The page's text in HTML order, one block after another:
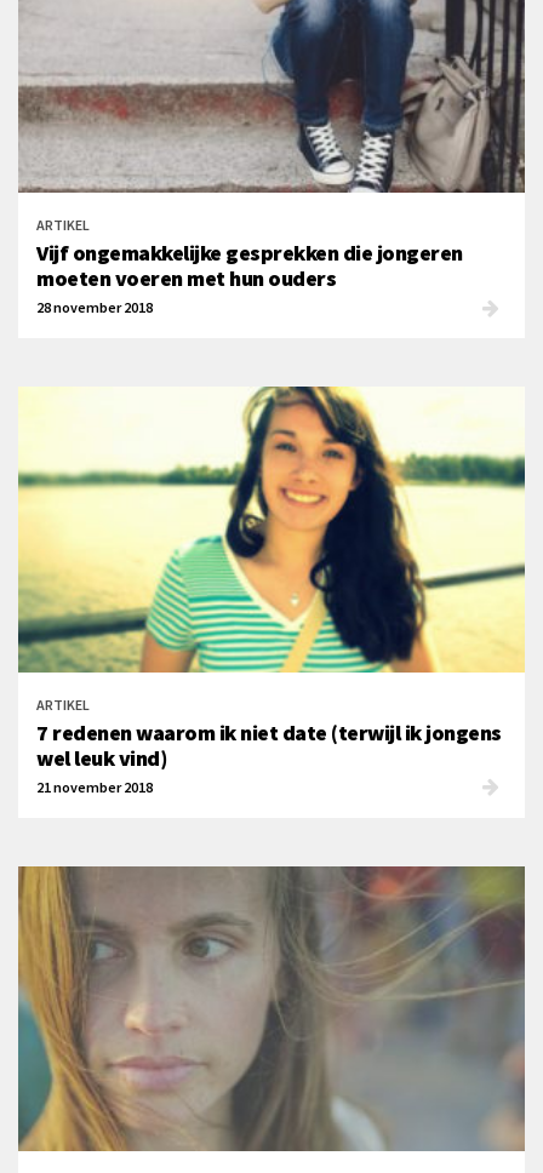
ARTIKEL
Vijf ongemakkelijke gesprekken die jongeren
moeten voeren met hun ouders
28 november 2018
ARTIKEL
7 redenen waarom ik niet date (terwijl ik jongens
wel leuk vind)
21 november 2018